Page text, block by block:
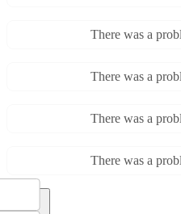
There was a
There was a
There was a
There was a